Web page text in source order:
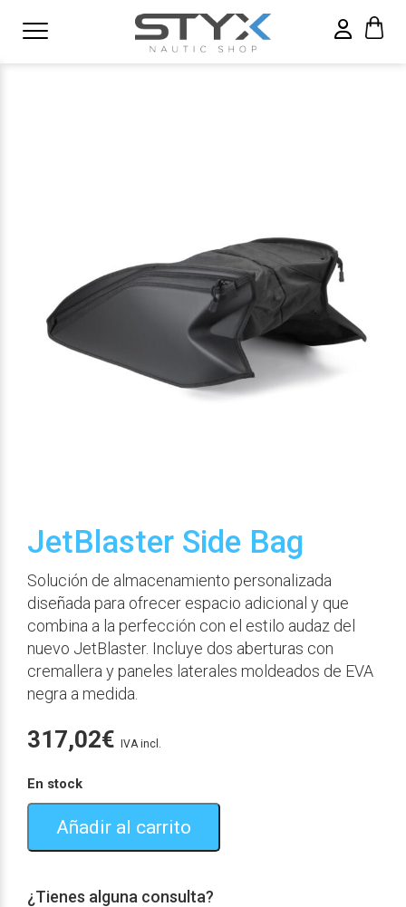
JetBlaster Side Bag
Solución de almacenamiento personalizada
diseñada para ofrecer espacio adicional y que
combina a la perfección con el estilo audaz del
nuevo JetBlaster. Incluye dos aberturas con
cremallera y paneles laterales moldeados de EVA
negra a medida.
317,02€ IVA incl.
En stock
Añadir al carrito
¿Tienes alguna consulta?